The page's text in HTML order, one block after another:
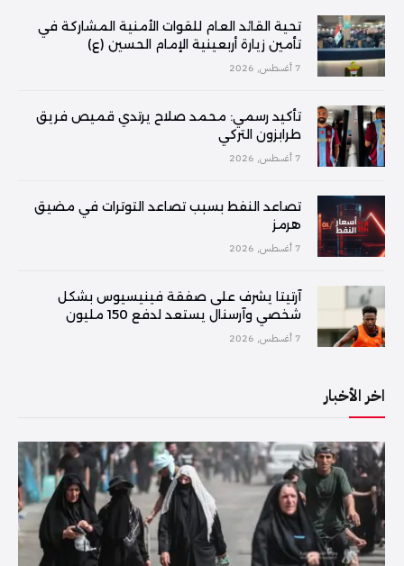
تحية القائد العام للقوات الأمنية المشاركة في
تأمين زيارة أربعينية الإمام الحسين (ع)
7 أغسطس, 2026
تأكيد رسمي: محمد صلاح يرتدي قميص فريق
طرابزون التركي
7 أغسطس, 2026
تصاعد النفط بسبب تصاعد التوترات في مضيق
هرمز
7 أغسطس, 2026
آرتيتا يشرف على صفقة فينيسيوس بشكل
شخصي وآرسنال يستعد لدفع 150 مليون
7 أغسطس, 2026
اخر الأخبار